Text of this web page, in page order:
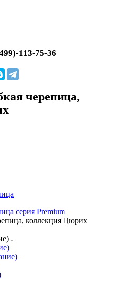
113-75-36
черепица,
серия Premium
коллекция Цюрих